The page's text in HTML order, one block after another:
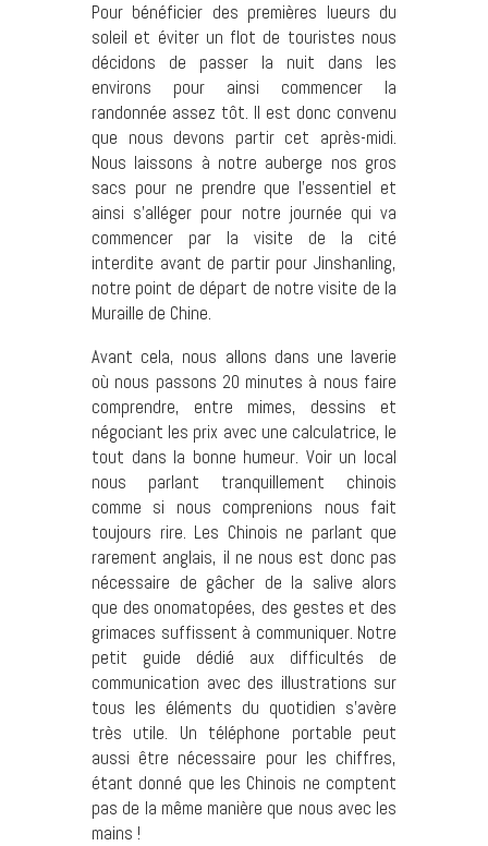
Pour bénéficier des premières lueurs du
soleil et éviter un flot de touristes nous
décidons de passer la nuit dans les
environs pour ainsi commencer la
randonnée assez tôt. Il est donc convenu
que nous devons partir cet après-midi.
Nous laissons à notre auberge nos gros
sacs pour ne prendre que l’essentiel et
ainsi s’alléger pour notre journée qui va
commencer par la visite de la cité
interdite avant de partir pour Jinshanling,
notre point de départ de notre visite de la
Muraille de Chine.
Avant cela, nous allons dans une laverie
où nous passons 20 minutes à nous faire
comprendre, entre mimes, dessins et
négociant les prix avec une calculatrice, le
tout dans la bonne humeur. Voir un local
nous parlant tranquillement chinois
comme si nous comprenions nous fait
toujours rire. Les Chinois ne parlant que
rarement anglais, il ne nous est donc pas
nécessaire de gâcher de la salive alors
que des onomatopées, des gestes et des
grimaces suffissent à communiquer. Notre
petit guide dédié aux difficultés de
communication avec des illustrations sur
tous les éléments du quotidien s’avère
très utile. Un téléphone portable peut
aussi être nécessaire pour les chiffres,
étant donné que les Chinois ne comptent
pas de la même manière que nous avec les
mains !